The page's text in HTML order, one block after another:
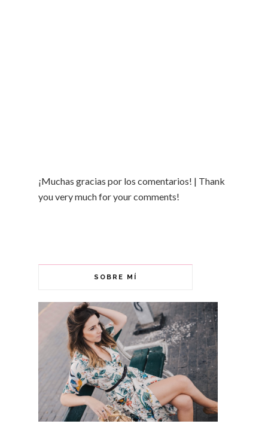
¡Muchas gracias por los comentarios! | Thank
you very much for your comments!
SOBRE MÍ